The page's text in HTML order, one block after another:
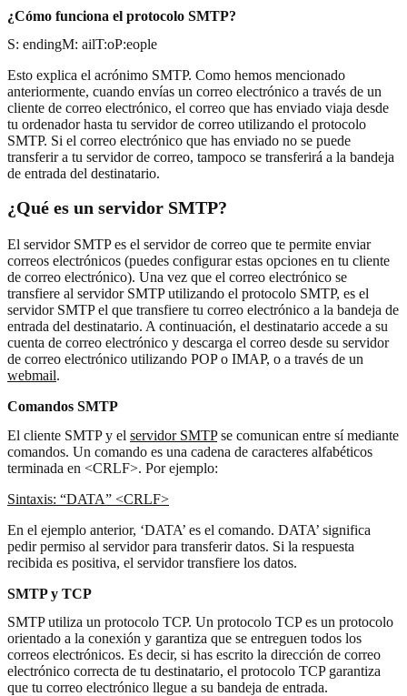
¿Cómo funciona el protocolo SMTP?
S: endingM: ailT:oP:eople
Esto explica el acrónimo SMTP. Como hemos mencionado
anteriormente, cuando envías un correo electrónico a través de un
cliente de correo electrónico, el correo que has enviado viaja desde
tu ordenador hasta tu servidor de correo utilizando el protocolo
SMTP. Si el correo electrónico que has enviado no se puede
transferir a tu servidor de correo, tampoco se transferirá a la bandeja
de entrada del destinatario.
¿Qué es un servidor SMTP?
El servidor SMTP es el servidor de correo que te permite enviar
correos electrónicos (puedes configurar estas opciones en tu cliente
de correo electrónico). Una vez que el correo electrónico se
transfiere al servidor SMTP utilizando el protocolo SMTP, es el
servidor SMTP el que transfiere tu correo electrónico a la bandeja de
entrada del destinatario. A continuación, el destinatario accede a su
cuenta de correo electrónico y descarga el correo desde su servidor
de correo electrónico utilizando POP o IMAP, o a través de un
webmail.
Comandos SMTP
El cliente SMTP y el servidor SMTPse comunican entre sí mediante
comandos. Un comando es una cadena de caracteres alfabéticos
terminada en <CRLF>. Por ejemplo:
Sintaxis: “DATA” <CRLF>
En el ejemplo anterior, ‘DATA’ es el comando. DATA’ significa
pedir permiso al servidor para transferir datos. Si la respuesta
recibida es positiva, el servidor transfiere los datos.
SMTP y TCP
SMTP utiliza un protocolo TCP. Un protocolo TCP es un protocolo
orientado a la conexión y garantiza que se entreguen todos los
correos electrónicos. Es decir, si has escrito la dirección de correo
electrónico correcta de tu destinatario, el protocolo TCP garantiza
que tu correo electrónico llegue a su bandeja de entrada.